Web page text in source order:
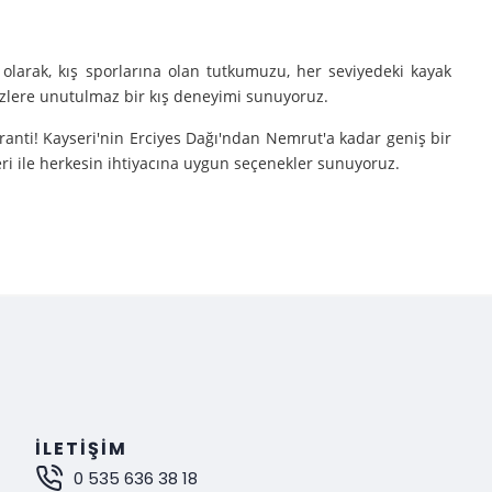
kış sporlarına olan tutkumuzu, her seviyedeki kayak
unutulmaz bir kış deneyimi sunuyoruz.
Kayseri'nin Erciyes Dağı'ndan Nemrut'a kadar geniş bir
ile herkesin ihtiyacına uygun seçenekler sunuyoruz.
çıkarıyoruz.
bir deneyim sunuyoruz.
İLETIŞIM
0 535 636 38 18